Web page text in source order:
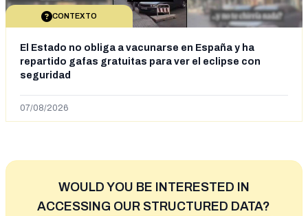
CONTEXTO
El Estado no obliga a vacunarse en España y ha
repartido gafas gratuitas para ver el eclipse con
seguridad
07/08/2026
WOULD YOU BE INTERESTED IN
ACCESSING OUR STRUCTURED DATA?